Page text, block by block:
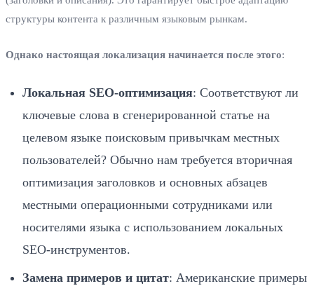
структуры контента к различным языковым рынкам.
Однако настоящая локализация начинается после этого:
Локальная SEO-оптимизация: Соответствуют ли
ключевые слова в сгенерированной статье на
целевом языке поисковым привычкам местных
пользователей? Обычно нам требуется вторичная
оптимизация заголовков и основных абзацев
местными операционными сотрудниками или
носителями языка с использованием локальных
SEO-инструментов.
Замена примеров и цитат: Американские примеры